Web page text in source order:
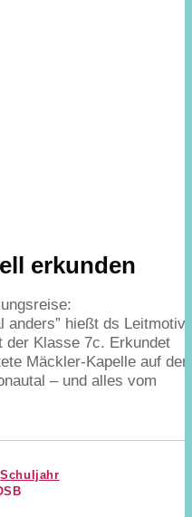
erkunden
anders” hießt ds Leitmotiv
der Klasse 7c. Erkundet
Mäckler-Kapelle auf
– und alles vom
Schuljahr